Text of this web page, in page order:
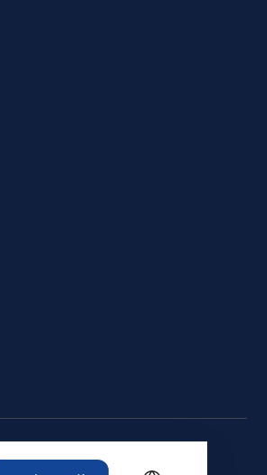
metaprice GmbH.